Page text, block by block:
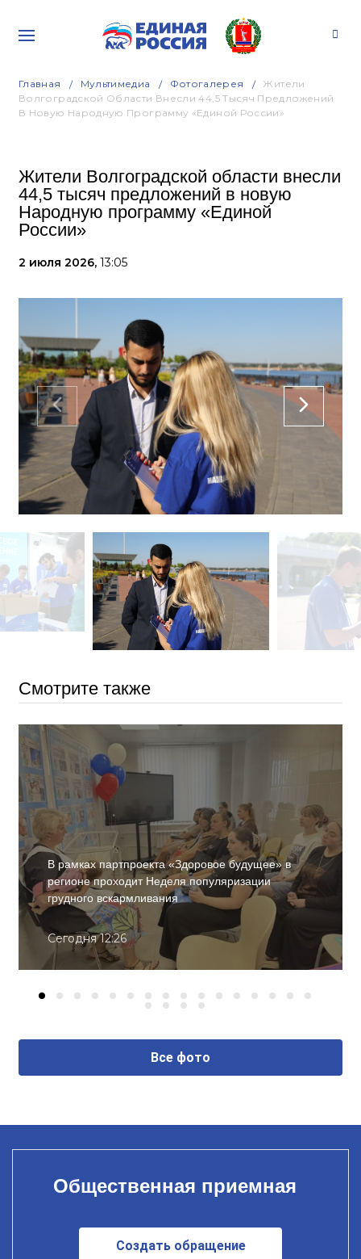
Главная Мультимедиа Фотогалерея
Жители
Волгоградской Области Внесли 44,5 Тысяч Предложений
В Новую Народную Программу «Единой России»
Жители Волгоградской области внесли
44,5 тысяч предложений в новую
Народную программу «Единой
России»
2 июля 2026, 13:05
Смотрите также
В рамках партпроекта «Здоровое будущее» в
регионе проходит Неделя популяризации
грудного вскармливания
Сегодня 12:26
Все фото
Общественная приемная
Создать обращение